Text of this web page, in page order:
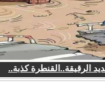
الرقيقة..القنطرة كذبة..